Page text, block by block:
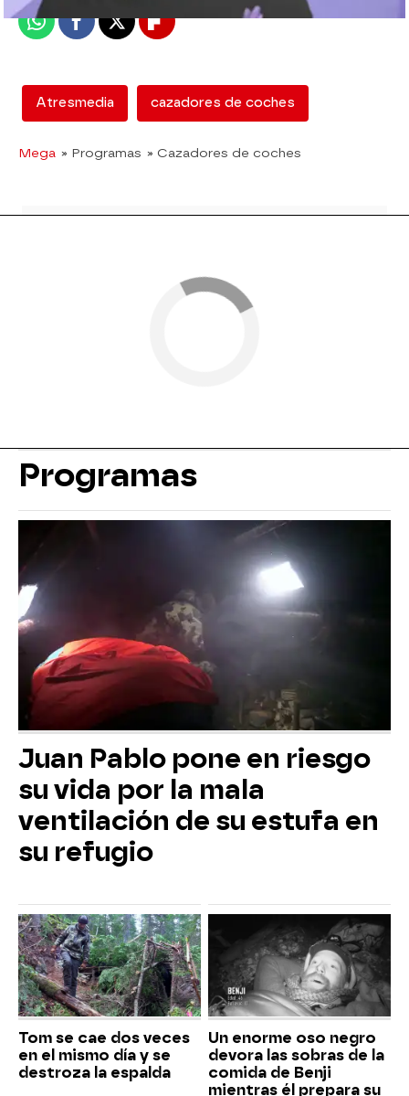
WhatsappFacebook
X Flipboard
Atresmedia cazadores de coches
Mega » Programas » Cazadores de coches
Programas
Juan Pablo pone en riesgo
su vida por la mala
ventilación de su estufa en
su refugio
Tom se cae dos veces
en el mismo día y se
destroza la espalda
Un enorme oso negro
devora las sobras de la
comida de Benji
mientras él prepara su